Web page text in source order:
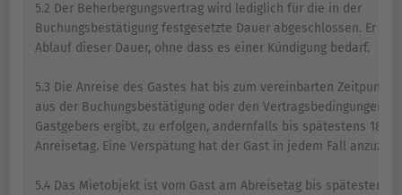
5.2 Der Beherbergungsvertrag wird lediglich für die in der
Buchungsbestätigung festgesetzte Dauer abgeschlossen. Er
Ablauf dieser Dauer, ohne dass es einer Kündigung bedarf.
5.3 Die Anreise des Gastes hat bis zum vereinbarten Zeitpunkt,
aus der Buchungsbestätigung oder den Vertragsbedingungen
Gastgebers ergibt, zu erfolgen, andernfalls bis spätestens 18
Anreisetag. Eine Verspätung hat der Gast in jedem Fall
5.4 Das Mietobjekt ist vom Gast am Abreisetag bis spätestens